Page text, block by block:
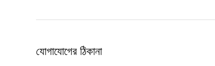
যোগাযোগের ঠিকানা